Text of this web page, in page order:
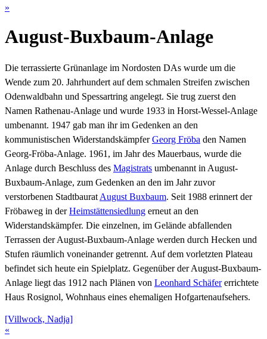
»
August-Buxbaum-Anlage
Die terrassierte Grünanlage im Nordosten DAs wurde um die
Wende zum 20. Jahrhundert auf dem schmalen Streifen zwischen
Odenwaldbahn und Spessartring angelegt. Sie trug zuerst den
Namen Rathenau-Anlage und wurde 1933 in Horst-Wessel-Anlage
umbenannt. 1947 gab man ihr im Gedenken an den
kommunistischen WiderstandskämpferGeorg Fröba den Namen
Georg-Fröba-Anlage. 1961, im Jahr des Mauerbaus, wurde die
Anlage durch Beschluss des Magistrats umbenannt in August-
Buxbaum-Anlage, zum Gedenken an den im Jahr zuvor
verstorbenen Stadtbaurat August Buxbaum. Seit 1988 erinnert der
Fröbaweg in derHeimstättensiedlung erneut an den
Widerstandskämpfer. Die einzelnen, im Gelände abfallenden
Terrassen der August-Buxbaum-Anlage werden durch Hecken und
Stufen räumlich voneinander getrennt. Auf dem vorletzten Plateau
befindet sich heute ein Spielplatz. Gegenüber der August-Buxbaum-
Anlage liegt das 1912 nach Plänen von Leonhard Schäfererrichtete
Haus Rosignol, Wohnhaus eines ehemaligen Hofgartenaufsehers.
[Villwock, Nadja]
«